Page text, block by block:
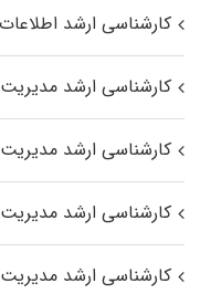
کارشناسی ارشد اطلاعات
کارشناسی ارشد مدیریت
کارشناسی ارشد مدیریت
کارشناسی ارشد
کارشناسی ارشد